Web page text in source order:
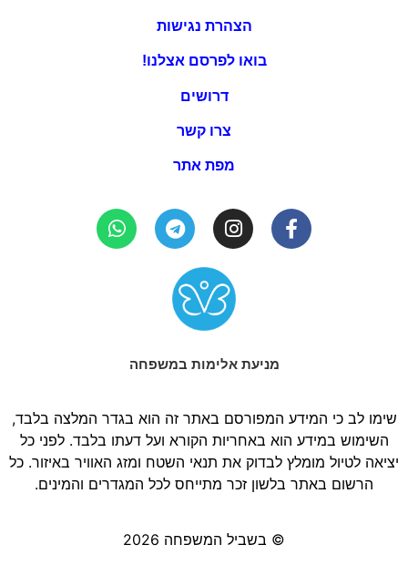
הצהרת נגישות
בואו לפרסם אצלנו!
דרושים
צרו קשר
מפת אתר
מניעת אלימות במשפחה
שימו לב כי המידע המפורסם באתר זה הוא בגדר המלצה בלבד,
השימוש במידע הוא באחריות הקורא ועל דעתו בלבד. לפני כל
יציאה לטיול מומלץ לבדוק את תנאי השטח ומזג האוויר באיזור. כל
הרשום באתר בלשון זכר מתייחס לכל המגדרים והמינים.
© בשביל המשפחה 2026